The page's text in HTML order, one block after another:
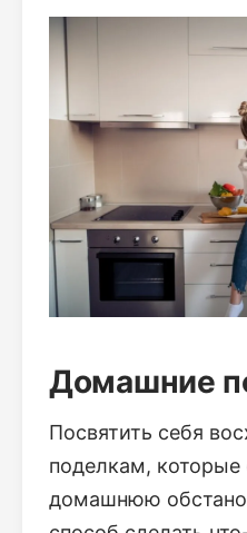
Домашние
Посвятить себя
поделкам, которые
домашнюю